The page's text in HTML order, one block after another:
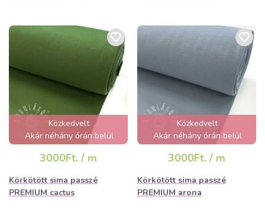
Közkedvelt
Akár néhány órán belül
elfogyhat!
3000Ft. / m
Körkötött sima passzé
PREMIUM cactus
Közkedvelt
Akár néhány órán belül
elfogyhat!
3000Ft. / m
Körkötött sima passzé
PREMIUM arona